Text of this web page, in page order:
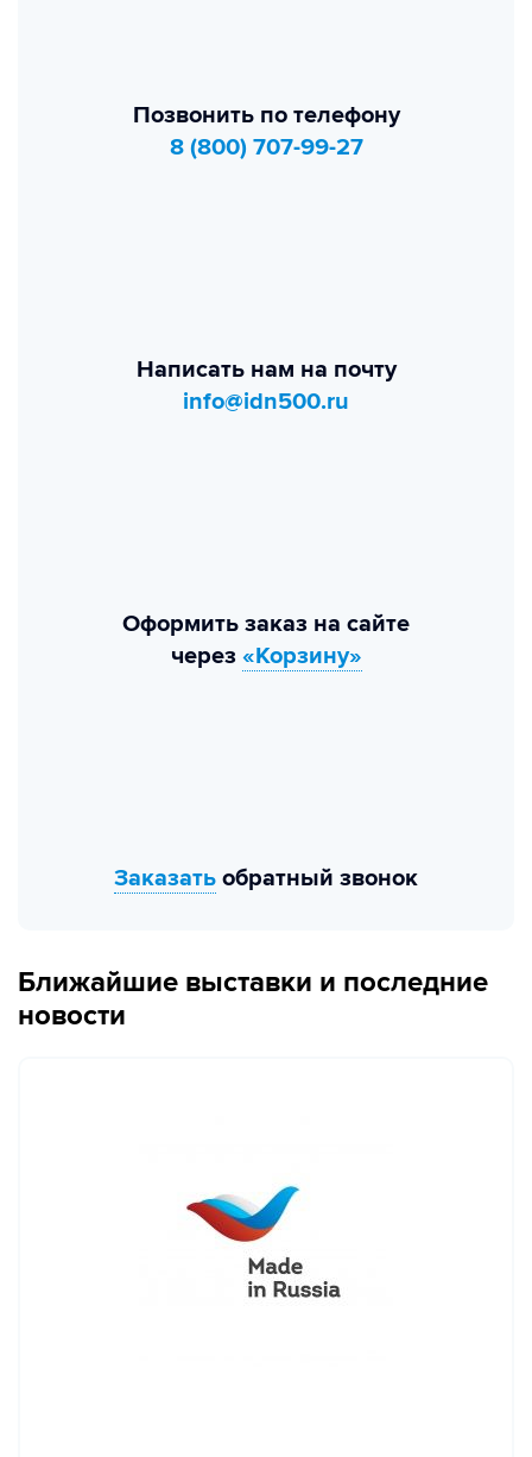
Позвонить по телефону
8 (800) 707-99-27
Написать нам на почту
info@idn500.ru
Оформить заказ на сайте
через «Корзину»
Заказать обратный звонок
Ближайшие выставки и последние
новости